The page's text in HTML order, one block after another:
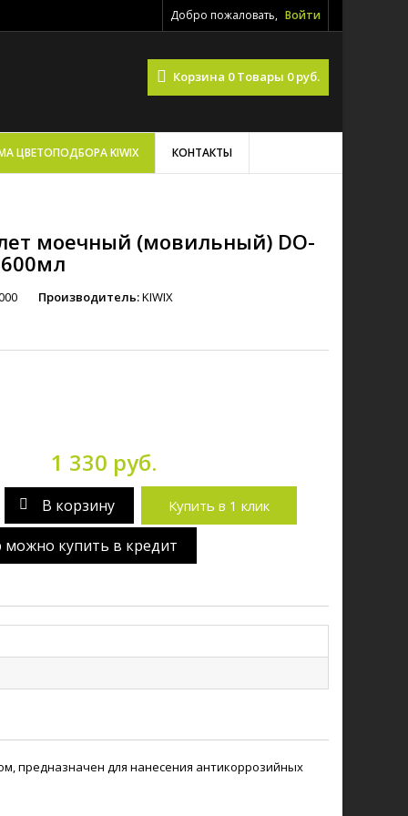
Добро пожаловать, Войти
Корзина 0 Товары 0 руб.
ЦВЕТОПОДБОРА KIWIX КОНТАКТЫ
моечный (мовильный) DO-
Производитель:KIWIX
1 330 руб.
В корзину Купить в 1 клик
можно купить в кредит
предназначен для нанесения антикоррозийных